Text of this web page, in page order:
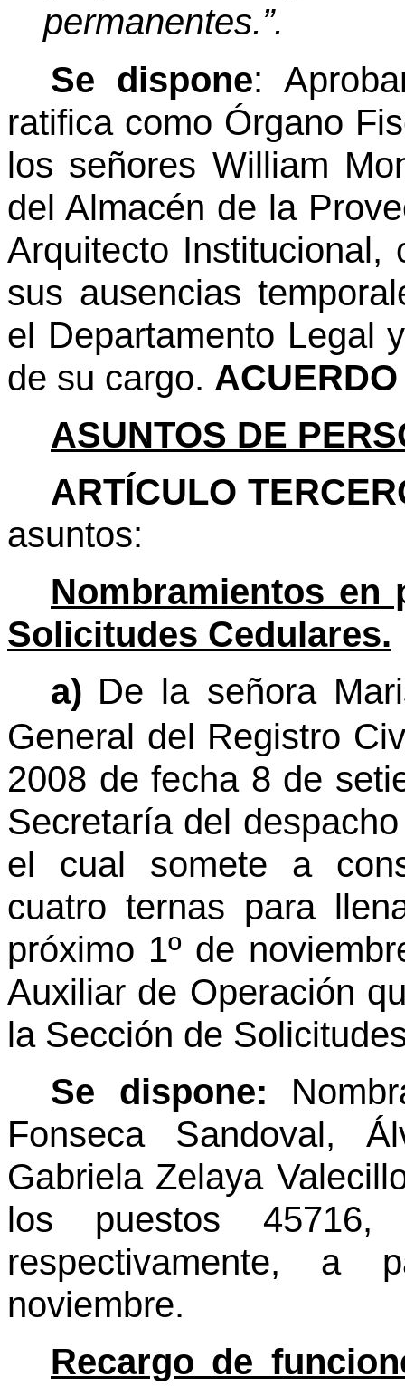
permanentes.”.
Se dispone:
ratifica como Órgano
los señores William
del Almacén de la
Arquitecto
sus ausencias
el Departamento Legal
de su cargo.
ASUNTOS DE
ARTÍCULO
asuntos:
Nombramientos en
Solicitudes Cedulares.
a) De la señora
General del Registro
2008 de fecha 8 de
Secretaría del
el cual somete a
cuatro ternas para
próximo 1º de
Auxiliar de Operación
la Sección de
Se dispone:
Fonseca Sandoval,
Gabriela Zelaya
los puestos
respectivamente,
noviembre.
Recargo de